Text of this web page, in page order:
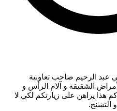
الرحيم صاحب تعاونية
الشقيقة و آلام الرأس و
هذا يراهن على زيارتكم لكي لا
التشنج.